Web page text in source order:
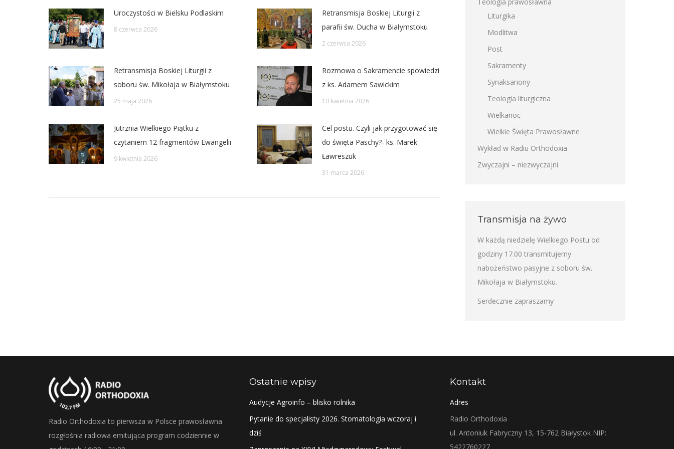
Uroczystości w Bielsku Podlaskim
8 czerwca 2026
Retransmisja Boskiej Liturgii z
parafii św. Ducha w Białymstoku
2 czerwca 2026
Retransmisja Boskiej Liturgii z
soboru św. Mikołaja w Białymstoku
25 maja 2026
Rozmowa o Sakramencie spowiedzi
z ks. Adamem Sawickim
10 kwietnia 2026
Jutrznia Wielkiego Piątku z
czytaniem 12 fragmentów Ewangelii
9 kwietnia 2026
Cel postu. Czyli jak przygotować się
do święta Paschy?- ks. Marek
Ławreszuk
31 marca 2026
Liturgika
Modlitwa
Post
Sakramenty
Synaksariony
Teologia liturgiczna
Wielkanoc
Wielkie Święta Prawosławne
Wykład w Radiu Orthodoxia
Zwyczajni – niezwyczajni
Transmisja na żywo
W każdą niedzielę Wielkiego Postu od
godziny 17.00 transmitujemy
nabożeństwo pasyjne z soboru św.
Mikołaja w Białymstoku.
Serdecznie zapraszamy
Radio Orthodoxia to pierwsza w Polsce prawosławna
rozgłośnia radiowa emitująca program codziennie w
Ostatnie wpisy
Audycje Agroinfo – blisko rolnika
Pytanie do specjalisty 2026. Stomatologia wczoraj i
dziś
Kontakt
Adres
Radio Orthodoxia
ul. Antoniuk Fabryczny 13, 15-762 Białystok NIP:
5422760227